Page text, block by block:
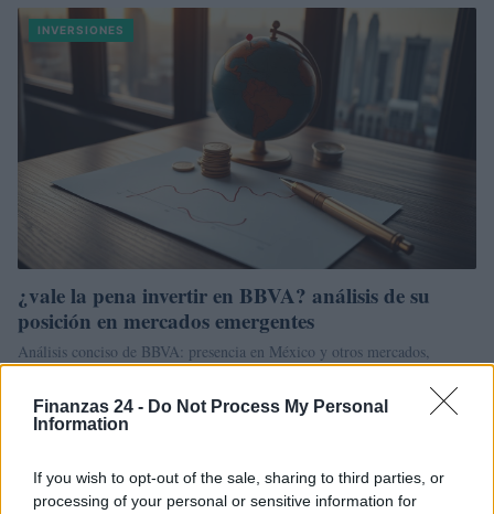
Finanzas 24 - Do Not Process My Personal
Information
If you wish to opt-out of the sale, sharing to third parties, or
processing of your personal or sensitive information for
INVERSIONES
¿vale la pena invertir en BBVA? análisis de su
posición en mercados emergentes
Análisis conciso de BBVA: presencia en México y otros mercados,
para…
Camilla Bellini · 9 Abr 2026
FINANCIACIÓN